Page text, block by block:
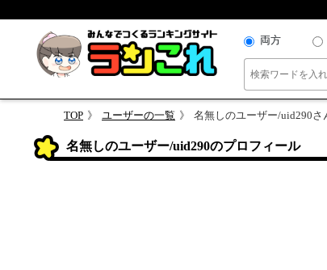
両方
TOP ユーザーの一覧 名無しのユーザー/uid290さ
名無しのユーザー/uid290のプロフィール